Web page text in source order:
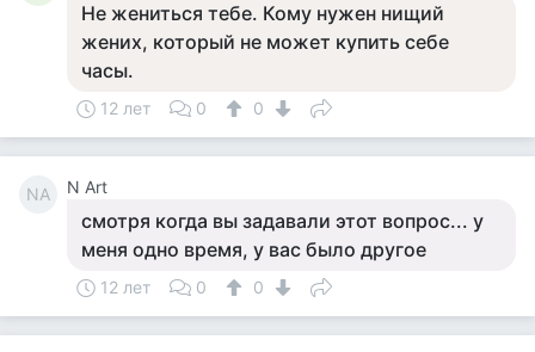
Не жениться тебе. Кому нужен нищий
жених, который не может купить себе
часы.
12 лет 0 0
NA N Art
смотря когда вы задавали этот вопрос... у
меня одно время, у вас было другое
12 лет 0 0